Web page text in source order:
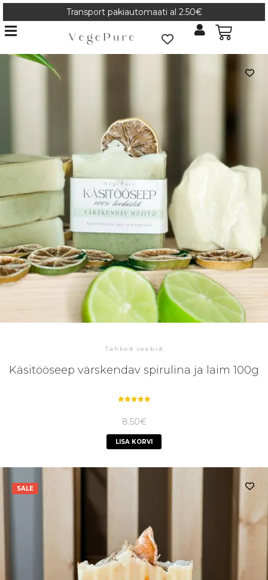
Transport pakiautomaati al 2.50€
Tahked seebid
Käsitööseep värskendav spirulina ja laim 100g
/ 5
8.50€
LISA KORVI
SALE